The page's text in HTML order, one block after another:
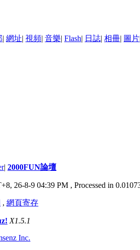
| 網址| 視頻| 音樂| Flash| 日誌| 相冊| 圖片
| 2000FUN論壇
26-8-9 04:39 PM , Processed in
, 網頁寄存
X1.5.1
Inc.